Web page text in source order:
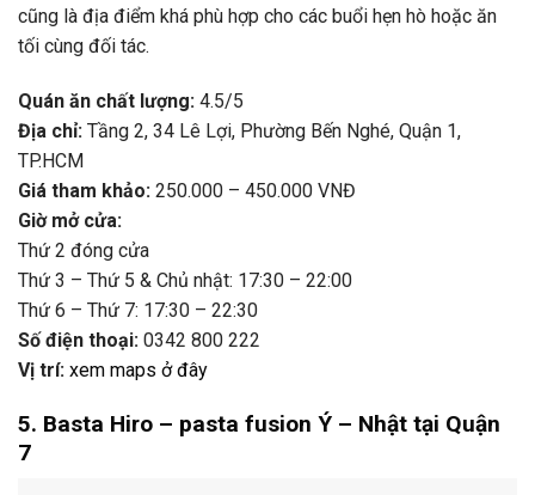
cũng là địa điểm khá phù hợp cho các buổi hẹn hò hoặc ăn
tối cùng đối tác.
Quán ăn chất lượng: 4.5/5
Địa chỉ: Tầng 2, 34 Lê Lợi, Phường Bến Nghé, Quận 1,
TP.HCM
Giá tham khảo: 250.000 – 450.000 VNĐ
Giờ mở cửa:
Thứ 2 đóng cửa
Thứ 3 – Thứ 5 & Chủ nhật: 17:30 – 22:00
Thứ 6 – Thứ 7: 17:30 – 22:30
Sốđiện thoại: 0342 800 222
Vị trí: xem maps ởđây
5. Basta Hiro – pasta fusion Ý – Nhật tại Quận
7